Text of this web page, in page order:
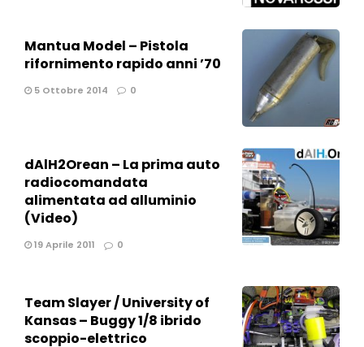
Mantua Model – Pistola
rifornimento rapido anni ’70
5 Ottobre 2014 0
dAlH2Orean – La prima auto
radiocomandata
alimentata ad alluminio
(Video)
19 Aprile 2011 0
Team Slayer / University of
Kansas – Buggy 1/8 ibrido
scoppio-elettrico